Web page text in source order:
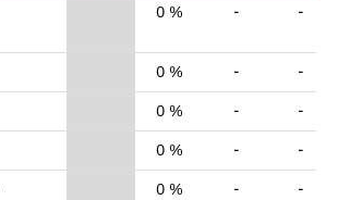
0 % - -
0 % -
-
0 % -
-
0 % -
-
0 % -
-